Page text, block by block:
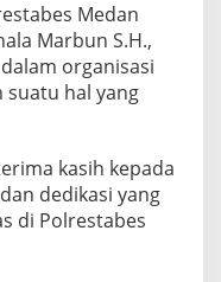
Medan
Marbun S.H.,
organisasi
hal yang
kasih kepada
dedikasi yang
di Polrestabes